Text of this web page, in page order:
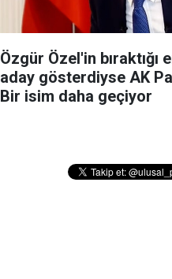
Özgür Özel'in bıraktığı
aday gösterdiyse AK
Bir isim daha geçiyor